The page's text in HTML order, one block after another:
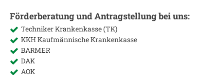
Förderberatung und Antragstellung bei uns:
Techniker Krankenkasse (TK)
KKH Kaufmännische Krankenkasse
BARMER
DAK
AOK